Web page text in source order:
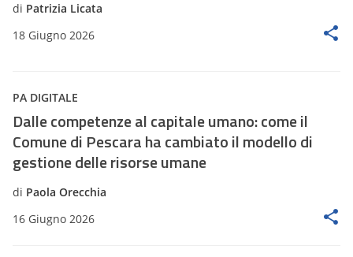
di Patrizia Licata
18 Giugno 2026
PA DIGITALE
Dalle competenze al capitale umano: come il
Comune di Pescara ha cambiato il modello di
gestione delle risorse umane
di Paola Orecchia
16 Giugno 2026